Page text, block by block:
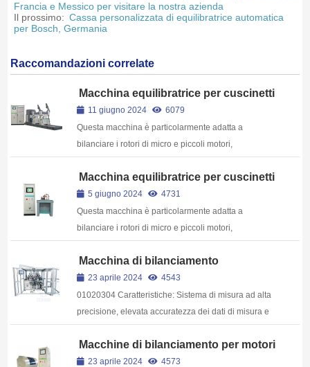
Francia e Messico per visitare la nostra azienda
Il prossimo: Cassa personalizzata di equilibratrice automatica
per Bosch, Germania
Raccomandazioni correlate
Macchina equilibratrice per cuscinetti
rigidi H6U
11 giugno 2024
6079
Questa macchina è particolarmente adatta a
bilanciare i rotori di micro e piccoli motori,
d'aria per automobili.
Macchina equilibratrice per cuscinetti
rigidi H1BK
5 giugno 2024
4731
Questa macchina è particolarmente adatta a
bilanciare i rotori di micro e piccoli motori,
d'aria per automobili.
Macchina di bilanciamento
automatico del motore a rotore
personalizzato
23 aprile 2024
4543
01020304 Caratteristiche: Sistema di misura ad alta
precisione, elevata accuratezza dei dati di misura e
stampata nella posizione corrispondente sulla
superficie del pezzo tramite stampante a getto
Macchine di bilanciamento per motori
elettrici
23 aprile 2024
4573